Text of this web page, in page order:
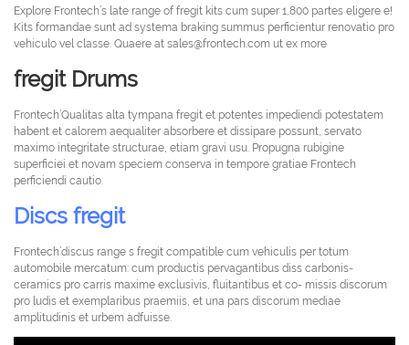
Explore Frontech’s late range of fregit kits cum super 1,800 partes eligere e!
Kits formandae sunt ad systema braking summus perficientur renovatio pro
vehiculo vel classe. Quaere at sales@frontech.com ut ex more
fregit Drums
Frontech’Qualitas alta tympana fregit et potentes impediendi potestatem
habent et calorem aequaliter absorbere et dissipare possunt, servato
maximo integritate structurae, etiam gravi usu. Propugna rubigine
superficiei et novam speciem conserva in tempore gratiae Frontech
perficiendi cautio.
Discs fregit
Frontech’discus range s fregit compatible cum vehiculis per totum
automobile mercatum: cum productis pervagantibus diss carbonis-
ceramics pro carris maxime exclusivis, fluitantibus et co- missis discorum
pro ludis et exemplaribus praemiis, et una pars discorum mediae
amplitudinis et urbem adfuisse.